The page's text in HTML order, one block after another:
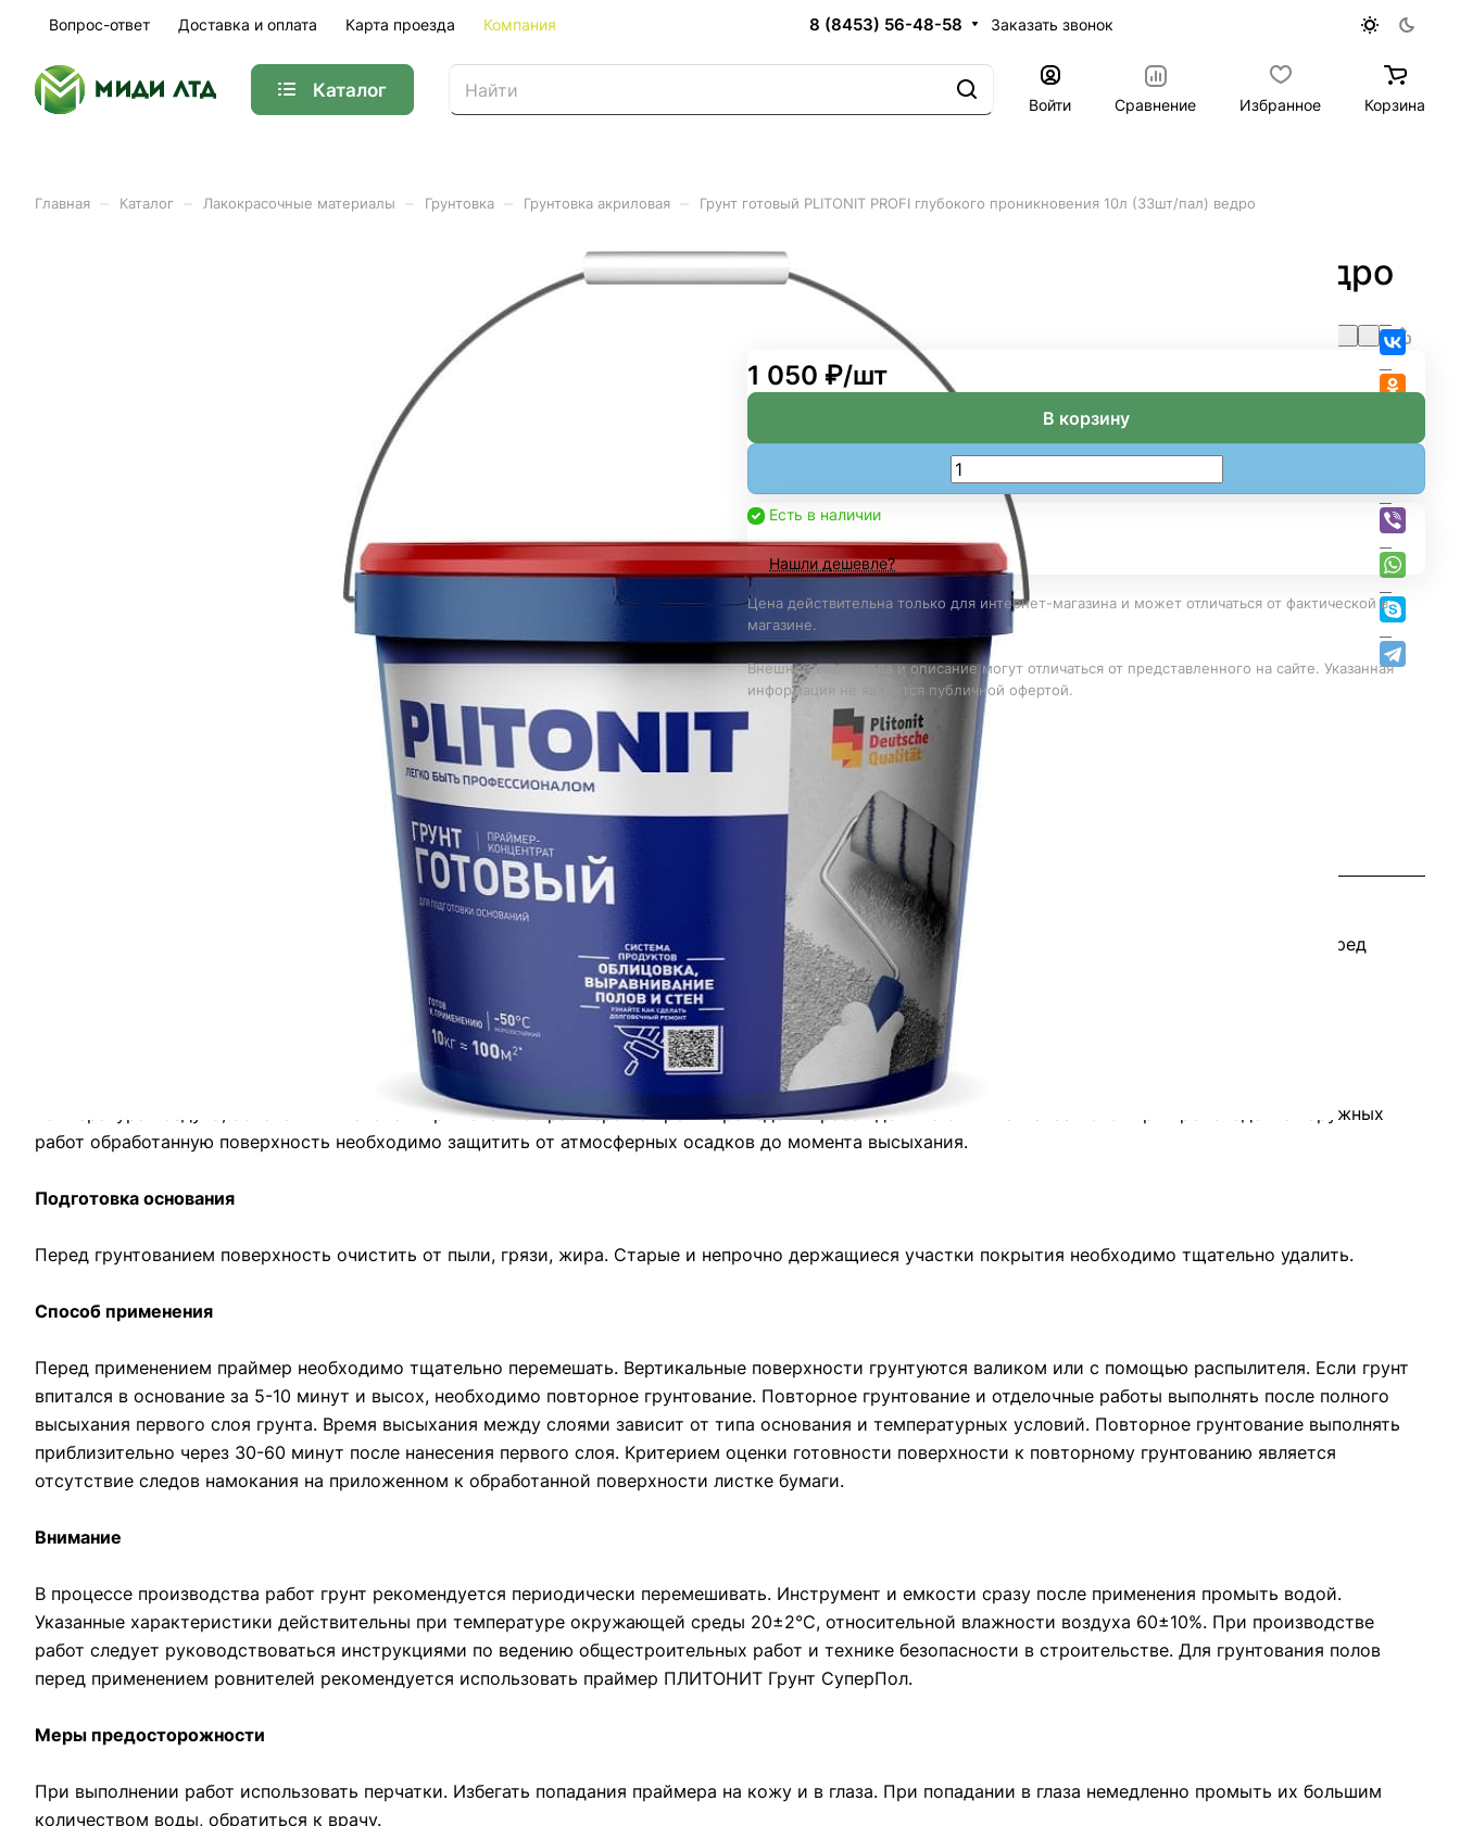
Вопрос-ответ Доставка и оплата Карта проезда Компания 8 (8453) 56-48-58 Заказать звонок
Каталог
Войти Сравнение Избранное Корзина
Главная Каталог Лакокрасочные материалы Грунтовка Грунтовка акриловая Грунт готовый PLITONIT PROFI глубокого проникновения 10л (33шт/пал) ведро
Грунт готовый PLITONIT PROFI глубокого проникновения 10л (33шт/пал) ведро
Все товары категории
1 050 ₽/шт
В корзину
Есть в наличии
Нашли дешевле?
Цена действительна только для интернет-магазина и может отличаться от фактической в
магазине.
Внешний вид товара и описание могут отличаться от представленного на сайте. Указанная
информация не является публичной офертой.
Доставка
Продукт предназначен для грунтования стен, полов и потолков на цементной, цементно-известковой и гипсовой основе, гипсокартонных листов перед
применением растворных смесей на цементной и гипсовой основе, окраской и оклейкой обоями с целью снижения водопоглощения основы,
преждевременного оттока воды и обеспыливания основания перед проведением внутренних и наружных работ.
Температура воздуха, основания и готово к применению праймера во время проведения работ должна быть не менее +5°С. При производстве наружных
работ обработанную поверхность необходимо защитить от атмосферных осадков до момента высыхания.
Подготовка основания
Перед грунтованием поверхность очистить от пыли, грязи, жира. Старые и непрочно держащиеся участки покрытия необходимо тщательно удалить.
Способ применения
Перед применением праймер необходимо тщательно перемешать. Вертикальные поверхности грунтуются валиком или с помощью распылителя. Если грунт
впитался в основание за 5-10 минут и высох, необходимо повторное грунтование. Повторное грунтование и отделочные работы выполнять после полного
высыхания первого слоя грунта. Время высыхания между слоями зависит от типа основания и температурных условий. Повторное грунтование выполнять
приблизительно через 30-60 минут после нанесения первого слоя. Критерием оценки готовности поверхности к повторному грунтованию является
отсутствие следов намокания на приложенном к обработанной поверхности листке бумаги.
Внимание
В процессе производства работ грунт рекомендуется периодически перемешивать. Инструмент и емкости сразу после применения промыть водой.
Указанные характеристики действительны при температуре окружающей среды 20±2°С, относительной влажности воздуха 60±10%. При производстве
работ следует руководствоваться инструкциями по ведению общестроительных работ и технике безопасности в строительстве. Для грунтования полов
перед применением ровнителей рекомендуется использовать праймер ПЛИТОНИТ Грунт СуперПол.
Меры предосторожности
При выполнении работ использовать перчатки. Избегать попадания праймера на кожу и в глаза. При попадании в глаза немедленно промыть их большим
количеством воды, обратиться к врачу.